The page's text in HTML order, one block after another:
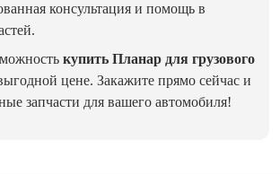
консультация и помощь в
купить Планар для грузового
цене. Закажите прямо сейчас и
запчасти для вашего автомобиля!